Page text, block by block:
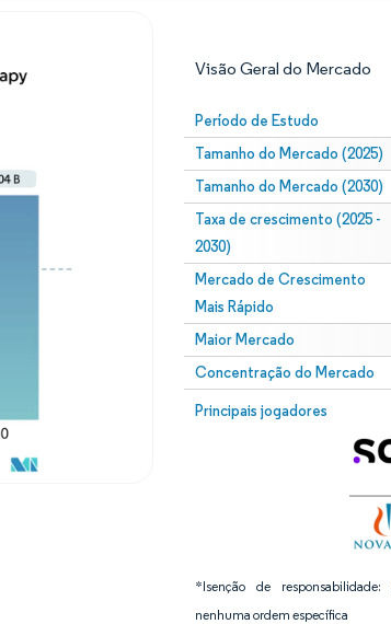
Visão Geral do Mercado
Período de Estudo
Tamanho do Mercado (2025)
Tamanho do Mercado (2030)
Taxa de crescimento (2025 -
2030)
Mercado de Crescimento
Mais Rápido
Maior Mercado
Concentração do Mercado
Principais jogadores
*Isenção de
nenhuma ordem específica
Imagem © Mordor Intelligence. O
Intelligence. O reuso requer atribuição conforme CC BY 4.0.